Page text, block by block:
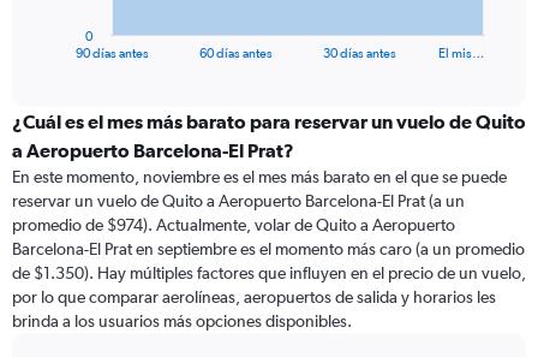
categories.
Range:
categories.
The
chart
has
1
Y
axis
90 días antes 60 días antes 30 días antes El mis…
0
¿Cuál es el mes más barato para reservar un vuelo de Quito
a Aeropuerto Barcelona-El Prat?
En este momento, noviembre es el mes más barato en el que se puede
reservar un vuelo de Quito a Aeropuerto Barcelona-El Prat (a un
promedio de $974). Actualmente, volar de Quito a Aeropuerto
Barcelona-El Prat en septiembre es el momento más caro (a un promedio
de $1.350). Hay múltiples factores que influyen en el precio de un vuelo,
por lo que comparar aerolíneas, aeropuertos de salida y horarios les
brinda a los usuarios más opciones disponibles.